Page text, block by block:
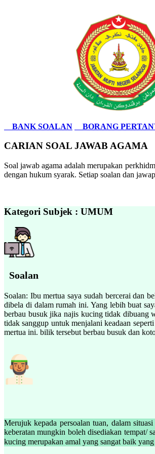
BANK SOALAN BORANG
CARIAN SOAL JAWAB AGAMA
Soal jawab agama adalah merupakan
dengan hukum syarak. Setiap soalan dan
Kategori Subjek : UMUM
Soalan
Soalan: Ibu mertua saya sudah bercerai dan
dibela di dalam rumah ini. Yang lebih buat
berbau busuk jika najis kucing tidak dibuang
tidak sanggup untuk menjalani keadaan
mertua ini. bilik tersebut berbau busuk dan
Merujuk kepada persoalan tuan, dalam
keberatan mungkin boleh disediakan tempat/